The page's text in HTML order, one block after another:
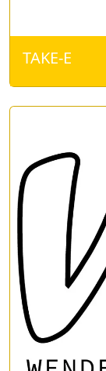
TAKE-E